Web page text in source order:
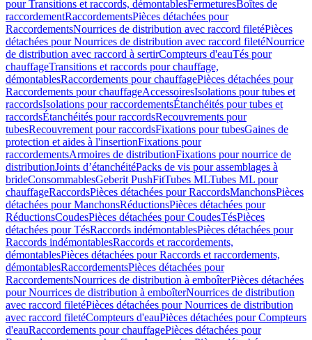
pour Transitions et raccords, démontablesFermeturesBoîtes de
raccordementRaccordementsPièces détachées pour
RaccordementsNourrices de distribution avec raccord filetéPièces
détachées pour Nourrices de distribution avec raccord filetéNourrice
de distribution avec raccord à sertirCompteurs d'eauTés pour
chauffageTransitions et raccords pour chauffage,
démontablesRaccordements pour chauffagePièces détachées pour
Raccordements pour chauffageAccessoiresIsolations pour tubes et
raccordsIsolations pour raccordementsÉtanchéités pour tubes et
raccordsÉtanchéités pour raccordsRecouvrements pour
tubesRecouvrement pour raccordsFixations pour tubesGaines de
protection et aides à l'insertionFixations pour
raccordementsArmoires de distributionFixations pour nourrice de
distributionJoints d’étanchéitéPacks de vis pour assemblages à
brideConsommablesGeberit PushFitTubes MLTubes ML pour
chauffageRaccordsPièces détachées pour RaccordsManchonsPièces
détachées pour ManchonsRéductionsPièces détachées pour
RéductionsCoudesPièces détachées pour CoudesTésPièces
détachées pour TésRaccords indémontablesPièces détachées pour
Raccords indémontablesRaccords et raccordements,
démontablesPièces détachées pour Raccords et raccordements,
démontablesRaccordementsPièces détachées pour
RaccordementsNourrices de distribution à emboîterPièces détachées
pour Nourrices de distribution à emboîterNourrices de distribution
avec raccord filetéPièces détachées pour Nourrices de distribution
avec raccord filetéCompteurs d'eauPièces détachées pour Compteurs
d'eauRaccordements pour chauffagePièces détachées pour